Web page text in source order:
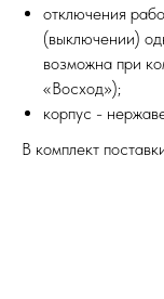
отключения
(выключении)
возможна при
«Восход»);
корпус -
В комплект